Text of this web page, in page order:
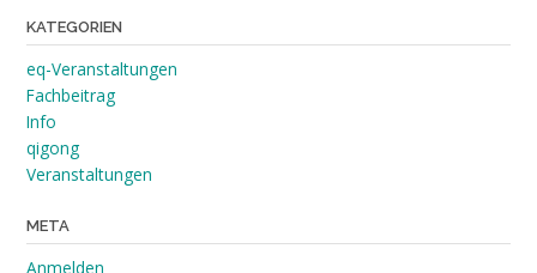
KATEGORIEN
eq-Veranstaltungen
Fachbeitrag
Info
qigong
Veranstaltungen
META
Anmelden